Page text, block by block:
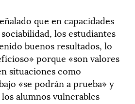
que en capacidades
los estudiantes
buenos resultados, lo
porque «son valores
situaciones como
«se podrán a prueba» y
alumnos vulnerables